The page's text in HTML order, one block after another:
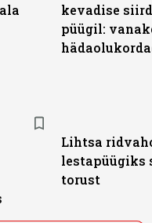
kevadise
püügil:
Lihtsa
lestapüügiks
torust